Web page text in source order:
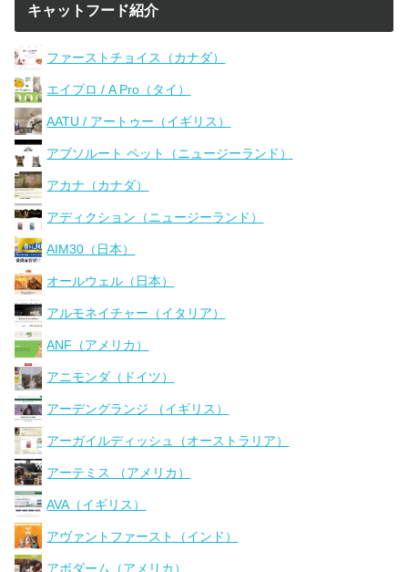
キャットフード紹介
ファーストチョイス（カナダ）
エイプロ / A Pro（タイ）
AATU / アートゥー（イギリス）
アブソルート ペット（ニュージーランド）
アカナ（カナダ）
アディクション（ニュージーランド）
AIM30（日本）
オールウェル（日本）
アルモネイチャー（イタリア）
ANF（アメリカ）
アニモンダ（ドイツ）
アーデングランジ （イギリス）
アーガイルディッシュ（オーストラリア）
アーテミス （アメリカ）
AVA（イギリス）
アヴァントファースト（インド）
アボダーム（アメリカ）